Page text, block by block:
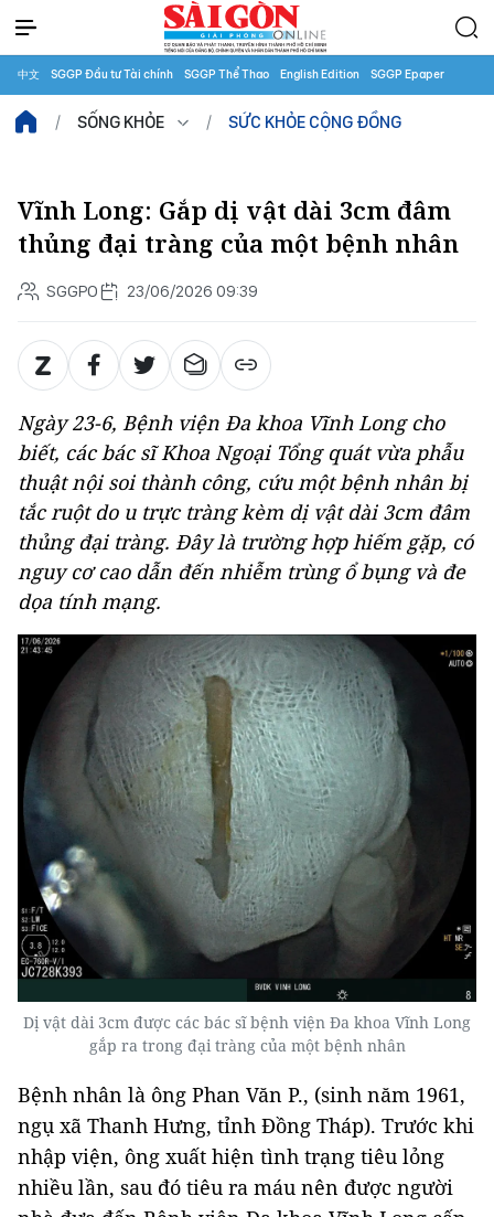
中文 SGGP Đầu tư Tài chính SGGP Thể Thao English Edition SGGP Epaper
SỐNG KHỎE SỨC KHỎE CỘNG ĐỒNG
Vĩnh Long: Gắp dị vật dài 3cm đâm
thủng đại tràng của một bệnh nhân
SGGPO 23/06/2026 09:39
Ngày 23-6, Bệnh viện Đa khoa Vĩnh Long cho
biết, các bác sĩ Khoa Ngoại Tổng quát vừa phẫu
thuật nội soi thành công, cứu một bệnh nhân bị
tắc ruột do u trực tràng kèm dị vật dài 3cm đâm
thủng đại tràng. Đây là trường hợp hiếm gặp, có
nguy cơ cao dẫn đến nhiễm trùng ổ bụng và đe
dọa tính mạng.
Dị vật dài 3cm được các bác sĩ bệnh viện Đa khoa Vĩnh Long
gắp ra trong đại tràng của một bệnh nhân
Bệnh nhân là ông Phan Văn P., (sinh năm 1961,
ngụ xã Thanh Hưng, tỉnh Đồng Tháp). Trước khi
nhập viện, ông xuất hiện tình trạng tiêu lỏng
nhiều lần, sau đó tiêu ra máu nên được người